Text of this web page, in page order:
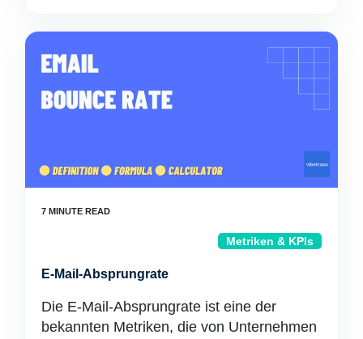
Metriken & KPIs
E-Mail-Absprungrate
Die E-Mail-Absprungrate ist eine der
bekannten Metriken, die von Unternehmen